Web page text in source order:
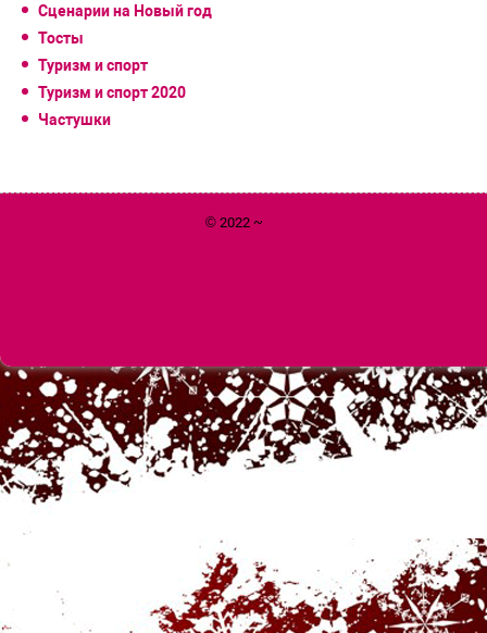
Сценарии на Новый год
Тосты
Туризм и спорт
Туризм и спорт 2020
Частушки
© 2022 ~